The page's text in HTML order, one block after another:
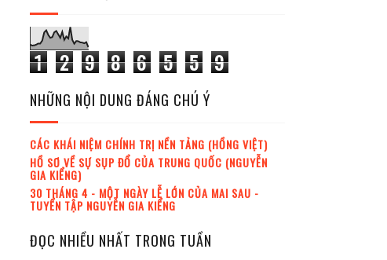
1 2 9 8 6 5 5 9
NHỮNG NỘI DUNG ĐÁNG CHÚ Ý
CÁC KHÁI NIỆM CHÍNH TRỊ NỀN TẢNG (HỒNG VIỆT)
HỒ SƠ VỀ SỰ SỤP ĐỔ CỦA TRUNG QUỐC (NGUYỄN
GIA KIỂNG)
30 THÁNG 4 - MỘT NGÀY LỄ LỚN CỦA MAI SAU -
TUYỂN TẬP NGUYỄN GIA KIỂNG
ĐỌC NHIỀU NHẤT TRONG TUẦN